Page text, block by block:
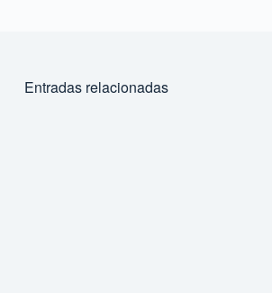
Entradas relacionadas